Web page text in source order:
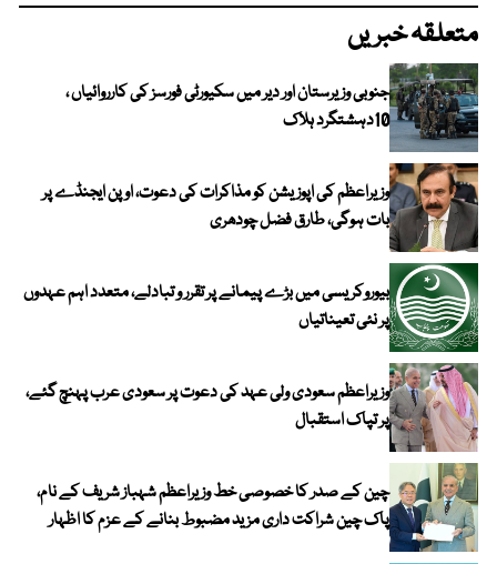
متعلقہ خبریں
جنوبی وزیرستان اور دیر میں سکیورٹی فورسز کی کارروائیاں ،
10دہشتگرد ہلاک
وزیراعظم کی اپوزیشن کو مذاکرات کی دعوت، اوپن ایجنڈے پر
بات ہوگی، طارق فضل چودھری
بیوروکریسی میں بڑے پیمانے پر تقرر و تبادلے، متعدد اہم عہدوں
پر نئی تعیناتیاں
وزیراعظم سعودی ولی عہد کی دعوت پر سعودی عرب پہنچ گئے،
پر تپاک استقبال
چین کے صدر کا خصوصی خط وزیراعظم شہباز شریف کے نام،
پاک چین شراکت داری مزید مضبوط بنانے کے عزم کا اظہار